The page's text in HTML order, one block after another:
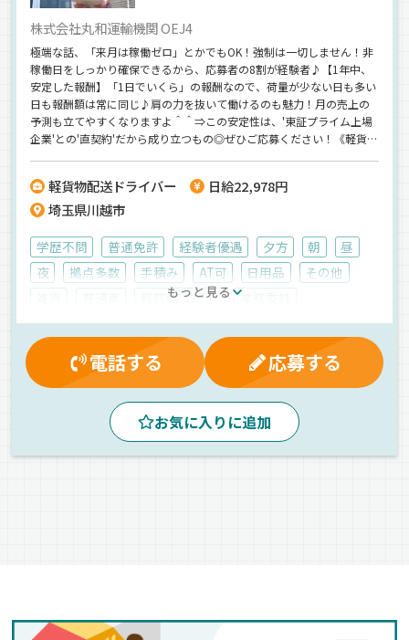
株式会社丸和運輸機関 OEJ4
極端な話、「来月は稼働ゼロ」とかでもOK！強制は一切しません！非
稼働日をしっかり確保できるから、応募者の8割が経験者♪【1年中、
安定した報酬】「1日でいくら」の報酬なので、荷量が少ない日も多い
日も報酬額は常に同じ♪肩の力を抜いて働けるのも魅力！月の売上の
予測も立てやすくなりますよ＾＾⇒この安定性は、'東証プライム上場
企業'との'直契約'だから成り立つもの◎ぜひご応募ください！《軽貨物
軽貨物配送ドライバー
日給22,978円
埼玉県川越市
学歴不問 普通免許 経験者優遇 夕方 朝
昼
夜
拠点多数 手積み AT可 日用品
その他
軽四輪（AT） 業務委託
もっと見る
電話する 応募する
お気に入りに追加